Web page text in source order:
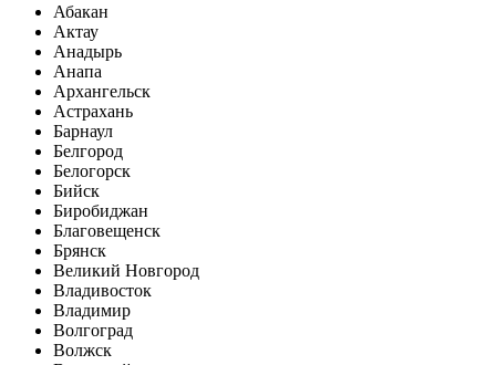
Абакан
Актау
Анадырь
Анапа
Архангельск
Астрахань
Барнаул
Белгород
Белогорск
Бийск
Биробиджан
Благовещенск
Брянск
Великий Новгород
Владивосток
Владимир
Волгоград
Волжск